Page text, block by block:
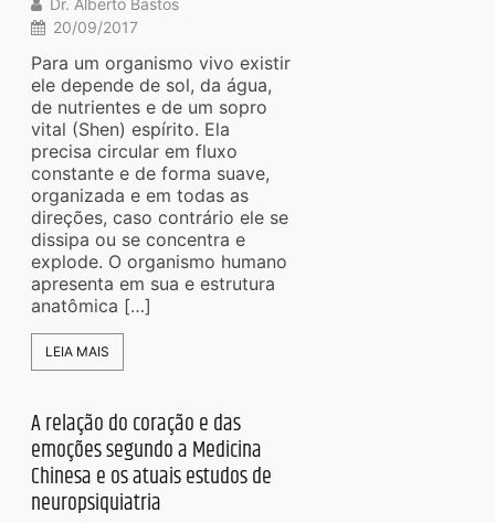
Dr. Alberto Bastos
20/09/2017
Para um organismo vivo existir
ele depende de sol, da água,
de nutrientes e de um sopro
vital (Shen) espírito. Ela
precisa circular em fluxo
constante e de forma suave,
organizada e em todas as
direções, caso contrário ele se
dissipa ou se concentra e
explode. O organismo humano
apresenta em sua e estrutura
anatômica […]
LEIA MAIS
A relação do coração e das
emoções segundo a Medicina
Chinesa e os atuais estudos de
neuropsiquiatria